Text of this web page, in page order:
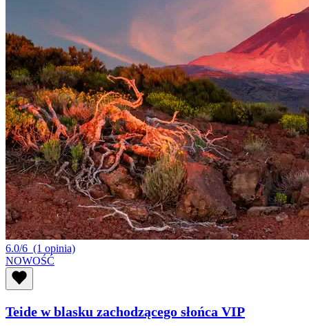
6.0/6 (1 opinia)
NOWOŚĆ
Teide w blasku zachodzącego słońca VIP